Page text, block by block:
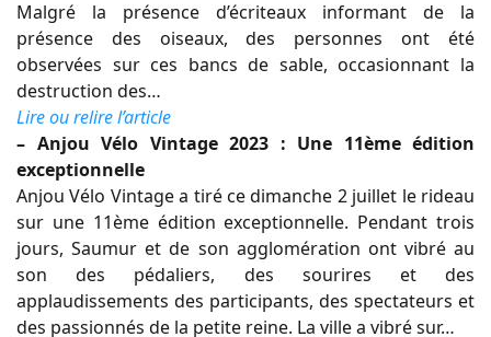
Malgré la présence d’écriteaux informant de la
présence des oiseaux, des personnes ont été
observées sur ces bancs de sable, occasionnant la
destruction des…
Lire ou relire l’article
– Anjou Vélo Vintage 2023 : Une 11ème édition
exceptionnelle
Anjou Vélo Vintage a tiré ce dimanche 2 juillet le rideau
sur une 11ème édition exceptionnelle. Pendant trois
jours, Saumur et de son agglomération ont vibré au
son des pédaliers, des sourires et des
applaudissements des participants, des spectateurs et
des passionnés de la petite reine. La ville a vibré sur…